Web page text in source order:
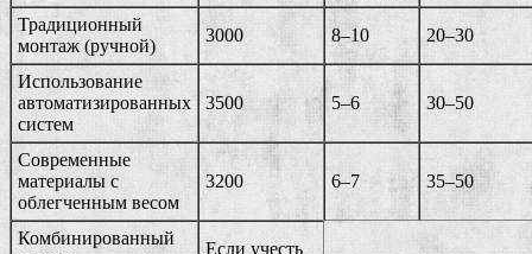
Традиционный
монтаж (ручной)
3000 8–10 20–30
Использование
автоматизированных
систем
3500 5–6 30–50
Современные
материалы с
облегченным весом
3200 6–7 35–50
Комбинированный
Если учесть